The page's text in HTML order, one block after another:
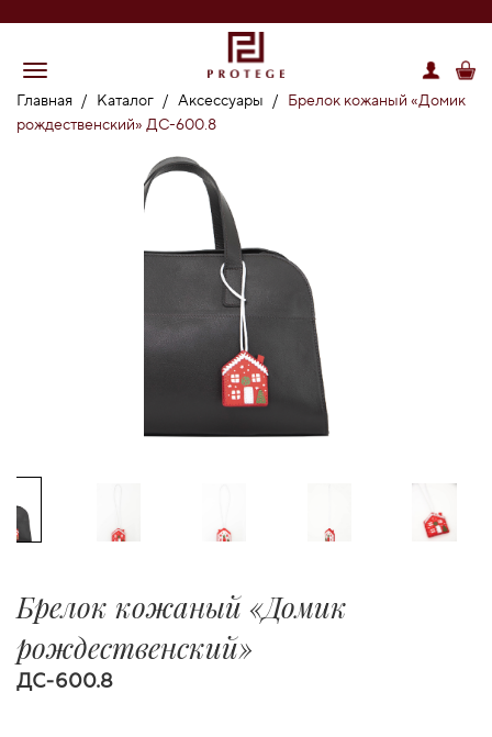
Главная / Каталог / Аксессуары / Брелок кожаный «Домик
рождественский» ДС-600.8
Брелок кожаный «Домик
рождественский»
ДС-600.8